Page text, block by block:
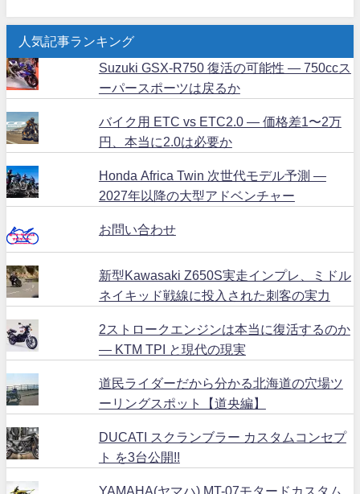
人気記事ランキング
Suzuki GSX-R750 復活の可能性 ― 750ccス
ーパースポーツは戻るか
バイク用 ETC vs ETC2.0 ― 価格差1〜2万
円、本当に2.0は必要か
Honda Africa Twin 次世代モデル予測 ―
2027年以降の大型アドベンチャー
お問い合わせ
新型Kawasaki Z650S実走インプレ、ミドル
ネイキッド戦線に投入された刺客の実力
2ストロークエンジンは本当に復活するのか
― KTM TPI と現代の現実
道民ライダーだから分かる北海道の穴場ツ
ーリングスポット【道央編】
DUCATI スクランブラー カスタムコンセプ
ト を3台公開!!
YAMAHA(ヤマハ) MT-07モタードカスタム